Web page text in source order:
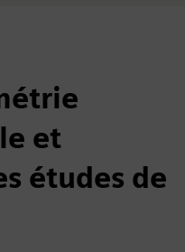
et
études de